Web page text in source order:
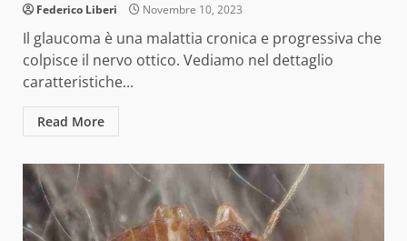
Federico Liberi Novembre 10, 2023
Il glaucoma è una malattia cronica e progressiva che
colpisce il nervo ottico. Vediamo nel dettaglio
caratteristiche...
Read More